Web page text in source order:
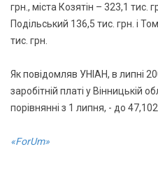
грн., міста Козятін – 323,1 тис.
Подільський 136,5 тис. грн. і
тис. грн.
Як повідомляв УНІАН, в липні
заробітній платі у Вінницькій
порівнянні з 1 липня, - до
«ForUm»